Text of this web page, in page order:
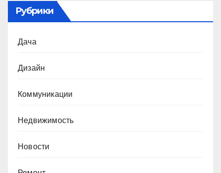
Рубрики
Дача
Дизайн
Коммуникации
Недвижимость
Новости